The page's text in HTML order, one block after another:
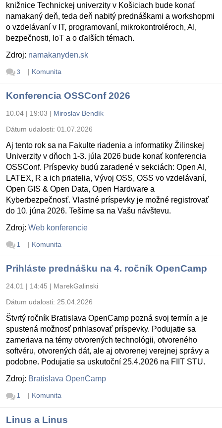
knižnice Technickej univerzity v Košiciach bude konať
namakaný deň, teda deň nabitý prednáškami a workshopmi
o vzdelávaní v IT, programovaní, mikrokontroléroch, AI,
bezpečnosti, IoT a o ďalších témach.
Zdroj: namakanyden.sk
3 | Komunita
Konferencia OSSConf 2026
10.04 | 19:03 | Miroslav Bendík
Dátum udalosti: 01.07.2026
Aj tento rok sa na Fakulte riadenia a informatiky Žilinskej
Univerzity v dňoch 1-3. júla 2026 bude konať konferencia
OSSConf. Príspevky budú zaradené v sekciách: Open AI,
LATEX, R a ich priatelia, Vývoj OSS, OSS vo vzdelávaní,
Open GIS & Open Data, Open Hardware a
Kyberbezpečnosť. Vlastné príspevky je možné registrovať
do 10. júna 2026. Tešíme sa na Vašu návštevu.
Zdroj: Web konferencie
1 | Komunita
Prihláste prednášku na 4. ročník OpenCamp
24.01 | 14:45 | MarekGalinski
Dátum udalosti: 25.04.2026
Štvrtý ročník Bratislava OpenCamp pozná svoj termín a je
spustená možnosť prihlasovať príspevky. Podujatie sa
zameriava na témy otvorených technológii, otvoreného
softvéru, otvorených dát, ale aj otvorenej verejnej správy a
podobne. Podujatie sa uskutoční 25.4.2026 na FIIT STU.
Zdroj: Bratislava OpenCamp
1 | Komunita
Linus a Linus